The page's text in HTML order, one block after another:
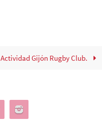
Actividad Gijón Rugby Club.